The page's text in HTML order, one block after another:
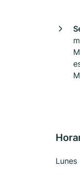
Lunes